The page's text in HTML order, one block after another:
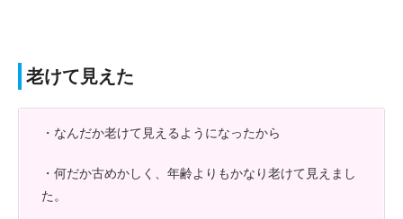
老けて見えた
・なんだか老けて見えるようになったから
・何だか古めかしく、年齢よりもかなり老けて見えまし
た。